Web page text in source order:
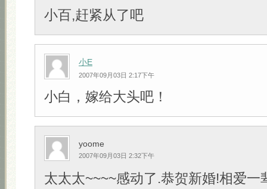
小百,赶紧从了吧
小E
2007年09月03日 2:17下午
小白，嫁给大头吧！
yoome
2007年09月03日 2:32下午
太太太~~~~感动了.恭贺新婚!相爱一